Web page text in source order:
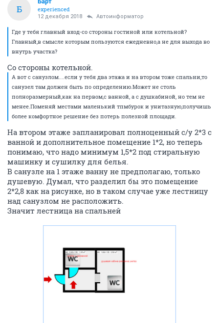
Б
experienced
12 декабря 2018 Автоинформатор
Где у тебя главный вход-со стороны гостиной или котельной?
Главный,в смысле которым пользуются ежедневно,а не для выхода во
внутрь участка?
Со стороны котельной.
А вот с санузлом....если у тебя два этажа и на втором тоже спальни,то
санузел там должен быть по определению.Может не столь
полноразмерный,как на первом,с ванной, а с душкабиной, но тем не
менее.Поменяй местами маленький тпмбурок и унитазную,получишь
более комфортное решение без потерь полезной площади.
На втором этаже запланировал полноценный с/у 2*3 с
ванной и дополнительное помещение 1*2, но теперь
понимаю, что надо минимум 1,5*2 под стиральную
машинку и сушилку для белья.
В санузле на 1 этаже ванну не предполагаю, только
душевую. Думал, что разделил бы это помещение
2*2,8 как на рисунке, но в таком случае уже лестницу
над санузлом не расположить.
Значит лестница на спальней